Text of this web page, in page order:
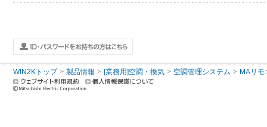
WIN2Kトップ 製品情報 [業務用]空調・換気 空調管理システム MAリモ